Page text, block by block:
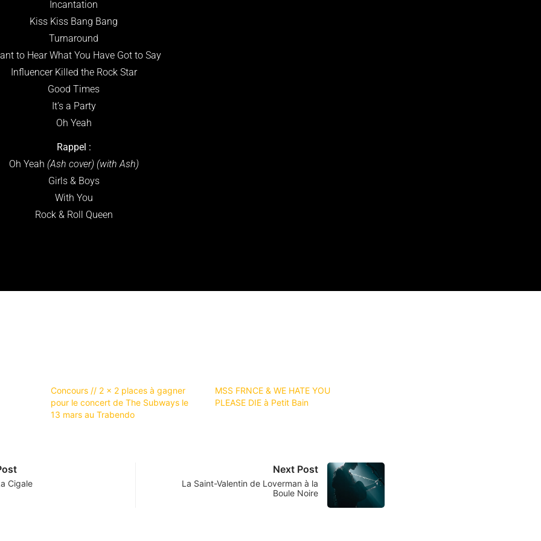
Incantation
Kiss Kiss Bang Bang
Turnaround
to Hear What You Have Got to Say
Influencer Killed the Rock Star
Good Times
It’s a Party
Oh Yeah
Rappel :
Oh Yeah (Ash cover) (with Ash)
Girls & Boys
With You
Rock & Roll Queen
Concours // 2 x 2 places à gagner
pour le concert de The Subways le
13 mars au Trabendo
MSS FRNCE & WE HATE YOU
PLEASE DIE à Petit Bain
Cigale
Next Post
La Saint-Valentin de Loverman à la
Boule Noire